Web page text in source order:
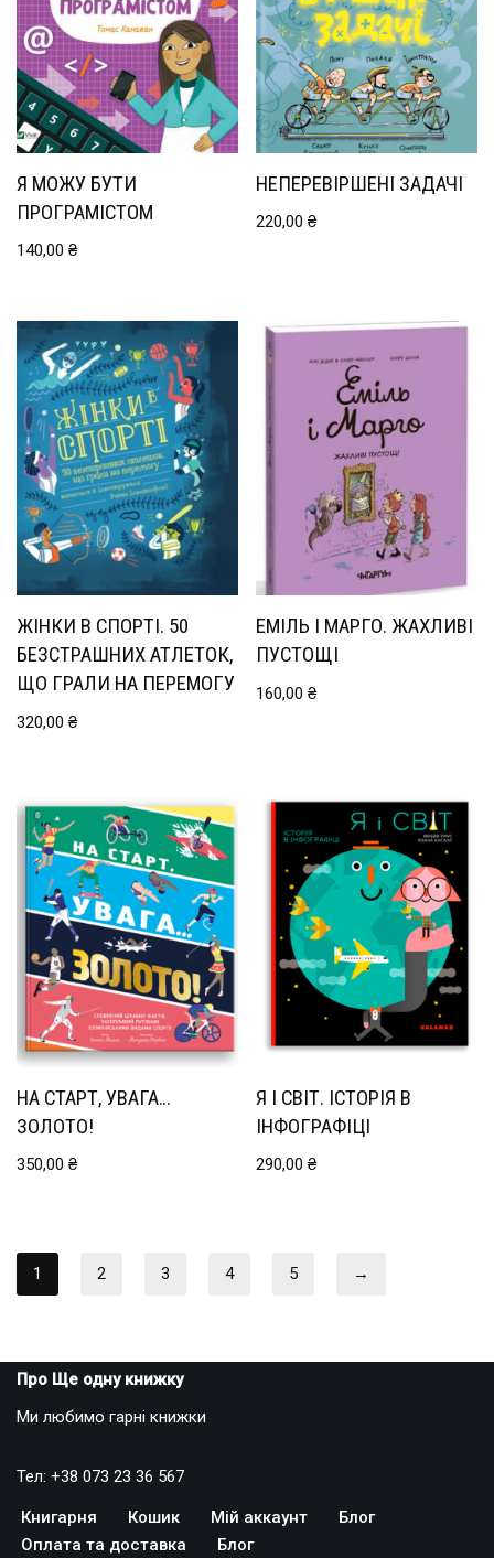
Я МОЖУ БУТИ
ПРОГРАМІСТОМ
140,00 ₴
НЕПЕРЕВІРШЕНІ ЗАДАЧІ
220,00₴
ЖІНКИ В СПОРТІ. 50
БЕЗСТРАШНИХ АТЛЕТОК,
ЩО ГРАЛИ НА ПЕРЕМОГУ
320,00 ₴
ЕМІЛЬ І МАРГО. ЖАХЛИВІ
ПУСТОЩІ
160,00₴
НА СТАРТ, УВАГА…
ЗОЛОТО!
350,00 ₴
Я І СВІТ. ІСТОРІЯ В
ІНФОГРАФІЦІ
290,00₴
1 2 3 4 5 →
Про Ще одну книжку
Ми любимо гарні книжки
Тел: +38 073 23 36 567
Книгарня Кошик Мій аккаунт
Блог
Оплата та доставка
Блог